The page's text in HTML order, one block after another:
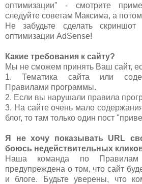
оптимизации" - смотрите
следуйте советам Максима, а потом
Не забудьте сделать
оптимизации AdSense!
Какие требования к сайту?
Мы не сможем принять Ваш сайт,
1. Тематика сайта или
Правилами программы.
2. Если вы нарушали правила
3. На сайте очень мало
блог, то там только один пост
Я не хочу показывать URL
боюсь недействительных
Наша команда по Правилам
предупреждена о том, что сайт
и блоге. Будьте уверены, что